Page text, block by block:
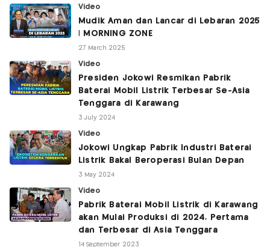
Video
Mudik Aman dan Lancar di Lebaran 2025
| MORNING ZONE
27 March 2025
Video
Presiden Jokowi Resmikan Pabrik
Baterai Mobil Listrik Terbesar Se-Asia
Tenggara di Karawang
3 July 2024
Video
Jokowi Ungkap Pabrik Industri Baterai
Listrik Bakal Beroperasi Bulan Depan
3 May 2024
Video
Pabrik Baterai Mobil Listrik di Karawang
akan Mulai Produksi di 2024, Pertama
dan Terbesar di Asia Tenggara
14 September 2023